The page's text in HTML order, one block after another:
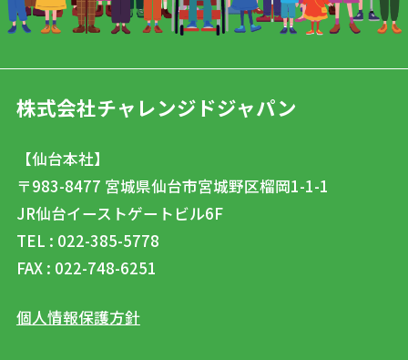
株式会社チャレンジドジャパン
【仙台本社】
〒983-8477 宮城県仙台市宮城野区榴岡1-1-1
JR仙台イーストゲートビル6F
TEL : 022-385-5778
FAX : 022-748-6251
個人情報保護方針